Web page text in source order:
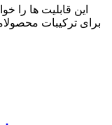
برای ترکیبات